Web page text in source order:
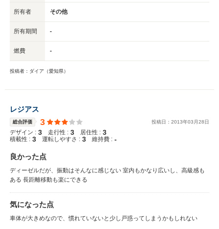
所有者 その他
所有期間 -
燃費 -
投稿者：ダイア（愛知県）
レジアス
総合評価 3 投稿日： 2013年03 月28日
デザイン : 3 走行性 : 3 居住性 : 3
積載性 : 3 運転しやすさ : 3 維持費 : -
良かった点
ディーゼルだが、振動はそんなに感じない 室内もかなり広いし、高級感も
ある 長距離移動も楽にできる
気になった点
車体が大きめなので、慣れていないと少し戸惑ってしまうかもしれない